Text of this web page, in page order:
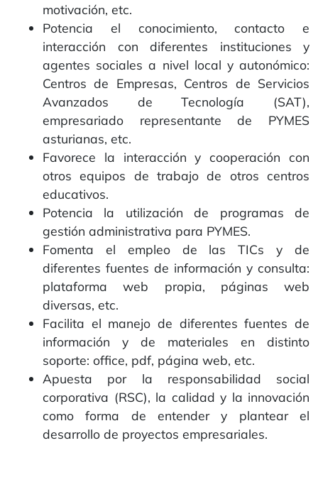
motivación, etc.
Potencia el conocimiento, contacto e
interacción con diferentes instituciones y
agentes sociales a nivel local y autonómico:
Centros de Empresas, Centros de Servicios
Avanzados de Tecnología (SAT),
empresariado representante de PYMES
asturianas, etc.
Favorece la interacción y cooperación con
otros equipos de trabajo de otros centros
educativos.
Potencia la utilización de programas de
gestión administrativa para PYMES.
Fomenta el empleo de las TICs y de
diferentes fuentes de información y consulta:
plataforma web propia, páginas web
diversas, etc.
Facilita el manejo de diferentes fuentes de
información y de materiales en distinto
soporte: office, pdf, página web, etc.
Apuesta por la responsabilidad social
corporativa (RSC), la calidad y la innovación
como forma de entender y plantear el
desarrollo de proyectos empresariales.